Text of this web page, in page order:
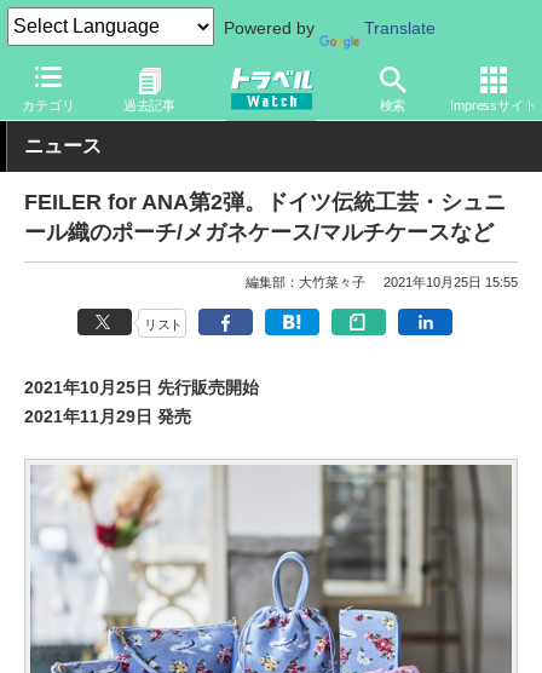
Powered by Translate
カテゴリ 過去記事 検索 Impressサイト
トラベル Watch 企業・政府・官庁 国内エアライン ANA
ニュース
FEILER for ANA第2弾。ドイツ伝統工芸・シュニ
ール織のポーチ/メガネケース/マルチケースなど
編集部：大竹菜々子 2021年10月25日 15:55
リスト
2021年10月25日 先行販売開始
2021年11月29日 発売